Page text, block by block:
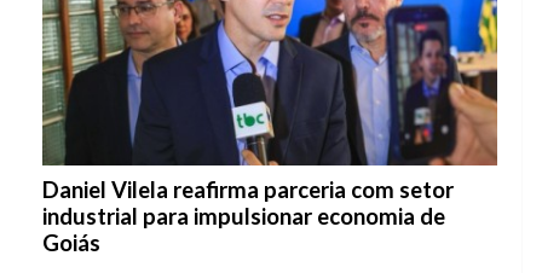
Daniel Vilela reafirma parceria com setor
industrial para impulsionar economia de
Goiás